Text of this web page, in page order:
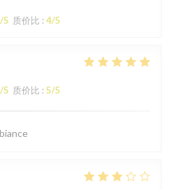
/5 质价比 : 4/5
/5 质价比 : 5/5